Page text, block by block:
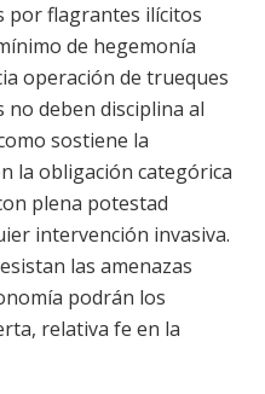
por flagrantes ilícitos
de hegemonía
operación de trueques
deben disciplina al
sostiene la
la obligación categórica
plena potestad
intervención invasiva.
las amenazas
podrán los
relativa fe en la